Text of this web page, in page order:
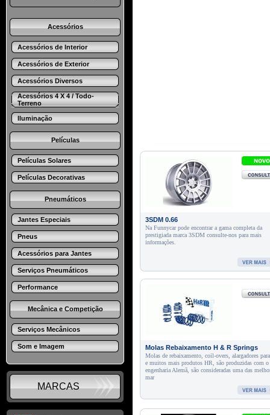
Acessórios
Acessórios de Interior
Acessórios de Exterior
Acessórios Diversos
Acessórios 4 X 4 / Todo-
Terreno
Iluminação
Películas
Películas Solares
Películas Decorativas
Pneumáticos
Jantes Especiais
Pneus
Acessórios para Jantes
Serviços Pneumáticos
Performance
Mecânica e Competição
Serviços Mecânicos
Som e Imagem
MARCAS
3SDM 0.66
Na Funnycar pode encontrar a gama completa da
prestigiada marca 3SDM consulte-nos para mais
informações.
Molas Rebaixamento H & R Springs
Molas de rebaixamento, coil-overs, alargadores
e muitos mais produtos HR, são produzidas com
engenharia Alemã, são consideradas uma das
mar